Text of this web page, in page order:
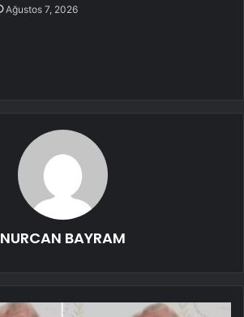
Ağustos 7, 2026
NURCAN BAYRAM